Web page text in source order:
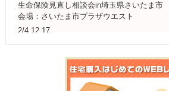
生命保険見直し相談会in埼玉県さいたま市
会場：さいたま市プラザウエスト
2/4,12,17
生命保険見直し相談会in埼玉県草加市